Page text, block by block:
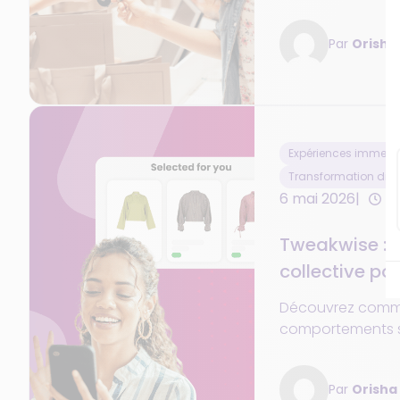
commerce
Par Orisha
Expériences
Transformation
6 mai 2026
Tweakwise :
collective
prédictive et
sans limites
Découvrez
comportements
Par